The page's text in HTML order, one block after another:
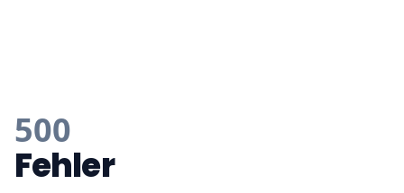
500
Fehler